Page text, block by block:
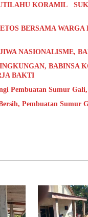
KORAMIL
BERSAMA
NASIONALISME,
BABINSA
BAKTI
Pembuatan Sumur
Pembuatan Sumur